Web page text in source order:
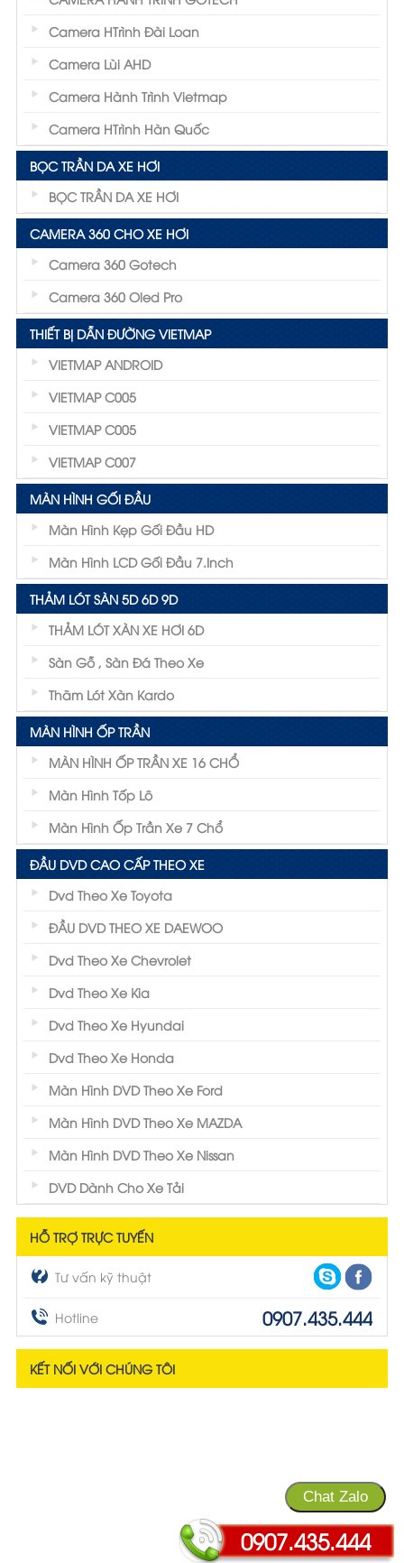
Camera HTrình Đài Loan
Camera Lùi AHD
Camera Hành Trình Vietmap
Camera HTrình Hàn Quốc
BỌC TRẦN DA XE HƠI
BỌC TRẦN DA XE HƠI
CAMERA 360 CHO XE HƠI
Camera 360 Gotech
Camera 360 Oled Pro
THIẾT BỊ DẪN ĐƯỜNG VIETMAP
VIETMAP ANDROID
VIETMAP C005
VIETMAP C005
VIETMAP C007
MÀN HÌNH GỐI ĐẦU
Màn Hình Kẹp Gối Đầu HD
Màn Hình LCD Gối Đầu 7.inch
THẢM LÓT SÀN 5D 6D 9D
THẢM LÓT XÀN XE HƠI 6D
Sàn Gỗ , Sàn Đá Theo Xe
Thãm Lót Xàn Kardo
MÀN HÌNH ỐP TRẦN
MÀN HÌNH ỐP TRẦN XE 16 CHỔ
Màn Hình Tốp Lô
Màn Hình Ốp Trần Xe 7 Chổ
ĐẦU DVD CAO CẤP THEO XE
Dvd Theo Xe Toyota
ĐẦU DVD THEO XE DAEWOO
Dvd Theo Xe Chevrolet
Dvd Theo Xe Kia
Dvd Theo Xe Hyundai
Dvd Theo Xe Honda
Màn Hình DVD Theo Xe Ford
Màn Hình DVD Theo Xe MAZDA
Màn Hình DVD Theo Xe Nissan
DVD Dành Cho Xe Tải
HỖ TRỢ TRỰC TUYẾN
Tư vấn kỹ thuật
Hotline 0907.435.444
KẾT NỐI VỚI CHÚNG TÔI
0907.435.444
Chat Zalo